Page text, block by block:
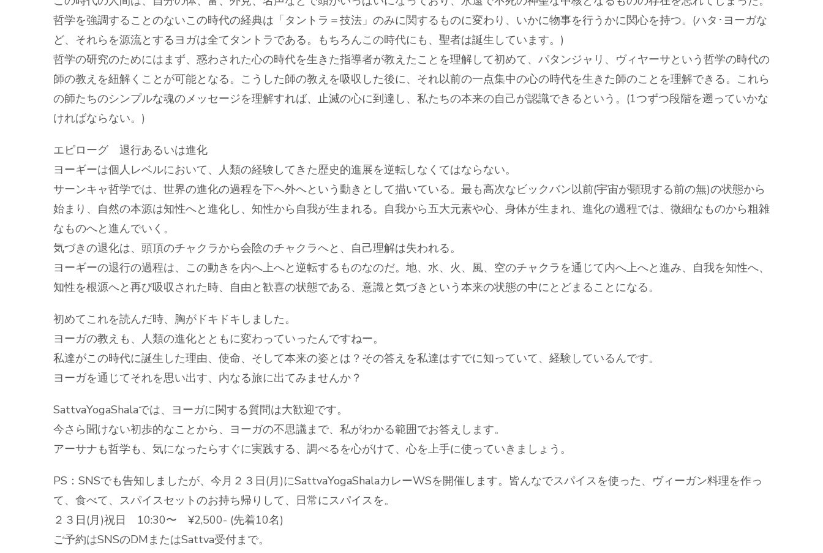
哲学を強調することのないこの時代の経典は「タントラ＝技法」のみに関するものに変わり、いかに物事を行うかに関心を持つ。(ハタ･ヨーガな
ど、それらを源流とするヨガは全てタントラである。もちろんこの時代にも、聖者は誕生しています。)
哲学の研究のためにはまず、惑わされた心の時代を生きた指導者が教えたことを理解して初めて、パタンジャリ、ヴィヤーサという哲学の時代の
師の教えを紐解くことが可能となる。こうした師の教えを吸収した後に、それ以前の一点集中の心の時代を生きた師のことを理解できる。これら
の師たちのシンプルな魂のメッセージを理解すれば、止滅の心に到達し、私たちの本来の自己が認識できるという。(1つずつ段階を遡っていかな
ければならない。)
エピローグ 退行あるいは進化
ヨーギーは個人レベルにおいて、人類の経験してきた歴史的進展を逆転しなくてはならない。
サーンキャ哲学では、世界の進化の過程を下へ外へという動きとして描いている。最も高次なビックバン以前(宇宙が顕現する前の無)の状態から
始まり、自然の本源は知性へと進化し、知性から自我が生まれる。自我から五大元素や心、身体が生まれ、進化の過程では、微細なものから粗雑
なものへと進んでいく。
気づきの退化は、頭頂のチャクラから会陰のチャクラへと、自己理解は失われる。
ヨーギーの退行の過程は、この動きを内へ上へと逆転するものなのだ。地、水、火、風、空のチャクラを通じて内へ上へと進み、自我を知性へ、
知性を根源へと再び吸収された時、自由と歓喜の状態である、意識と気づきという本来の状態の中にとどまることになる。
初めてこれを読んだ時、胸がドキドキしました。
ヨーガの教えも、人類の進化とともに変わっていったんですねー。
私達がこの時代に誕生した理由、使命、そして本来の姿とは？その答えを私達はすでに知っていて、経験しているんです。
ヨーガを通じてそれを思い出す、内なる旅に出てみませんか？
SattvaYogaShalaでは、ヨーガに関する質問は大歓迎です。
今さら聞けない初歩的なことから、ヨーガの不思議まで、私がわかる範囲でお答えします。
アーサナも哲学も、気になったらすぐに実践する、調べるを心がけて、心を上手に使っていきましょう。
PS：SNSでも告知しましたが、今月２３日(月)にSattvaYogaShalaカレーWSを開催します。皆んなでスパイスを使った、ヴィーガン料理を作っ
て、食べて、スパイスセットのお持ち帰りして、日常にスパイスを。
２３日(月)祝日 10:30〜 ¥2,500- (先着10名)
ご予約はSNSのDMまたはSattva受付まで。